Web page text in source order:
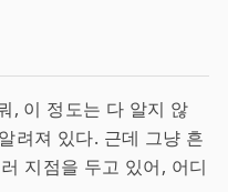
이 정도는 다 알지 않
려져 있다. 근데 그냥 흔
지점을 두고 있어, 어디